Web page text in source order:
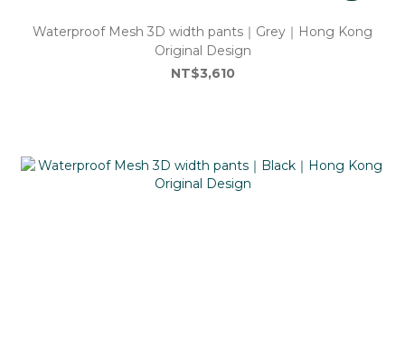
Waterproof Mesh 3D width pants｜Grey｜Hong Kong
Original Design
NT$3,610